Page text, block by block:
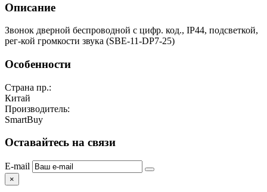
Описание
Звонок дверной беспроводной с цифр. код., IP44, подсветкой,
рег-кой громкости звука (SBE-11-DP7-25)
Особенности
Страна пр.:
Китай
Производитель:
SmartBuy
Оставайтесь на связи
E-mail
×